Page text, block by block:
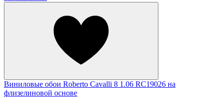
Виниловые обои Roberto Cavalli 8 1.06 RC19026 на
флизелиновой основе